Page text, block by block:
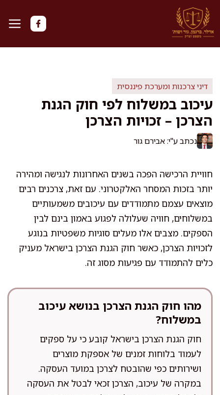
לדלג
לתוכן
דיני צרכנות ומערכת פיננסית
עיכוב במשלוח לפי חוק הגנת
הצרכן – זכויות הצרכן
נכתב ע"י: אבירם גור
חוויית הרכישה הפכה בשנים האחרונות לנגישה ומהירה
יותר בזכות המסחר האלקטרוני. עם זאת, צרכנים רבים
מוצאים עצמם מתמודדים עם עיכובים משמעותיים
במשלוחים, חוויה שעלולה לפגוע באמון בינם לבין
הספקים. מצבים אלו מעלים סוגיות משפטיות בנוגע
לזכויות הצרכן, כאשר חוק הגנת הצרכן בישראל מעניק
כלים להתמודד עם פגיעות מסוג זה.
מהו חוק הגנת הצרכן בנושא עיכוב
במשלוח?
חוק הגנת הצרכן בישראל קובע כי על ספקים
לעמוד בלוחות זמנים של אספקת מוצרים
ושירותים כפי שהובטח לצרכן במועד העסקה.
במקרה של עיכוב, הצרכן זכאי לבטל את העסקה